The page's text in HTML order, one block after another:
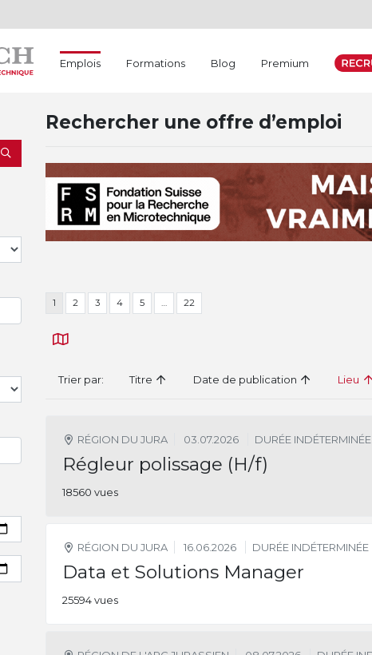
Emplois(current)Formations Blog Premium
RECHERCHER
Rechercher une offre d’emploi
1 2 3 4 5 22
Trier par: Titre Date de publication Lieu
RÉGION DU JURA 03.07.2026 DURÉE INDÉTERMINÉE
Régleur polissage (H/f)
18560 vues
RÉGION DU JURA 16.06.2026 DURÉE INDÉTERMINÉE
Data et Solutions Manager
25594 vues